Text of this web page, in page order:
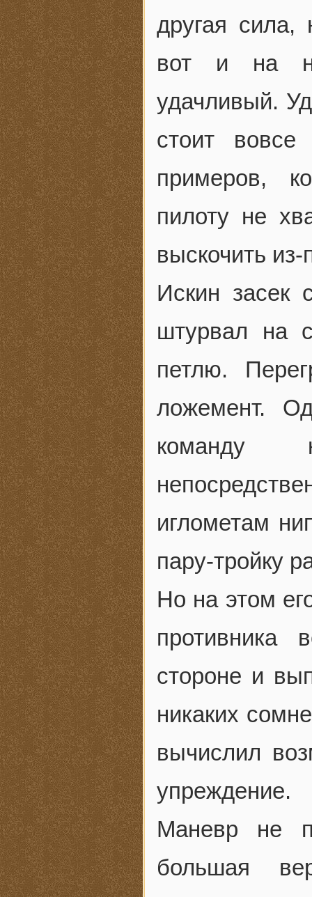
другая сила,
вот и на
удачливый.
стоит
примеров,
пилоту не
выскочить
Искин засек
штурвал на
петлю.
ложемент.
команду
иглометам
пару-тройку
Но на этом
противника
стороне и
никаких
вычислил
упреждение.
Маневр не
большая